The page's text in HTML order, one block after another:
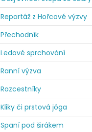
Reportáž z Hořcové výzvy
Přechodník
Ledové sprchování
Ranní výzva
Rozcestníky
Kliky či prstová jóga
Spaní pod širákem